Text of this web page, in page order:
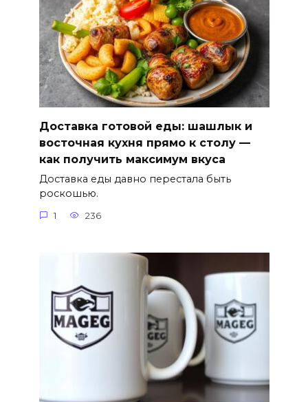
Доставка готовой еды: шашлык и
восточная кухня прямо к столу —
как получить максимум вкуса
Доставка еды давно перестала быть
роскошью.
1 236